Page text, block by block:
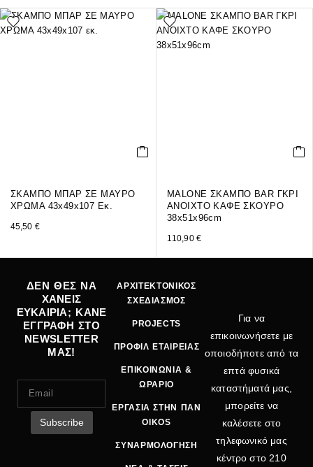
ΣΚΑΜΠΟ ΜΠΑΡ ΣΕ ΜΑΥΡΟ
ΧΡΩΜΑ 43x49x107 Εκ.
45,50 €
MALONE ΣΚΑΜΠΟ BAR ΓΚΡΙ
ΑΝΟΙΧΤΟ ΚΑΦΕ ΣΚΟΥΡΟ
38x51x96cm
110,90 €
ΔΕΝ ΘΕΣ ΝΑ
ΧΑΝΕΙΣ
ΕΥΚΑΙΡΙΑ; ΚΑΝΕ
ΕΓΓΡΑΦΗ ΣΤΟ
NEWSLETTER
ΜΑΣ!
ΑΡΧΙΤΕΚΤΟΝΙΚΟΣ
ΣΧΕΔΙΑΣΜΟΣ
PROJECTS
ΠΡΟΦΙΛ ΕΤΑΙΡΕΙΑΣ
ΕΠΙΚΟΙΝΩΝΙΑ &
ΩΡΑΡΙΟ
ΕΡΓΑΣΙΑ ΣΤΗΝ ΠΑΝ
OIKOS
ΣΥΝΑΡΜΟΛΟΓΗΣΗ
Για να
επικοινωνήσετε με
οποιοδήποτε από τα
επτά φυσικά
καταστήματά μας,
μπορείτε να
καλέσετε στο
τηλεφωνικό μας
κέντρο στο210